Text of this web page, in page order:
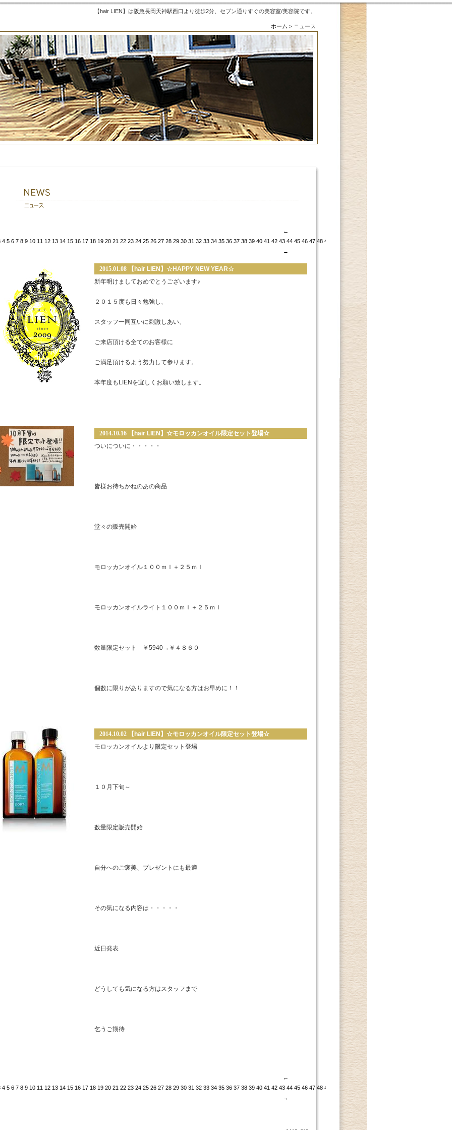
【hair LIEN】は阪急長岡天神駅西口より徒歩2分、セブン通りすぐの美容室/美容院です。
ホーム > ニュース
←
4 5 6 7 8 9 10 11 12 13 14 15 16 17 18 19 20 21 22 23 24 25 26 27 28 29 30 31 32 33 34 35 36 37 38 39 40 41 42 43 44 45 46 47 48 49 54
→
2015.01.08
【hair LIEN】☆HAPPY NEW YEAR☆
新年明けましておめでとうございます♪
２０１５度も日々勉強し、
スタッフ一同互いに刺激しあい、
ご来店頂ける全てのお客様に
ご満足頂けるよう努力して参ります。
本年度もLIENを宜しくお願い致します。
2014.10.16
【hair LIEN】☆モロッカンオイル限定セット登場☆
ついについに・・・・・
皆様お待ちかねのあの商品
堂々の販売開始
モロッカンオイル１００ｍｌ＋２５ｍｌ
モロッカンオイルライト１００ｍｌ＋２５ｍｌ
数量限定セット ￥5940→￥４８６０
個数に限りがありますので気になる方はお早めに！！
2014.10.02
【hair LIEN】☆モロッカンオイル限定セット登場☆
モロッカンオイルより限定セット登場
１０月下旬～
数量限定販売開始
自分へのご褒美、プレゼントにも最適
その気になる内容は・・・・・
近日発表
どうしても気になる方はスタッフまで
乞うご期待
←
4 5 6 7 8 9 10 11 12 13 14 15 16 17 18 19 20 21 22 23 24 25 26 27 28 29 30 31 32 33 34 35 36 37 38 39 40 41 42 43 44 45 46 47 48 49 51 54
→